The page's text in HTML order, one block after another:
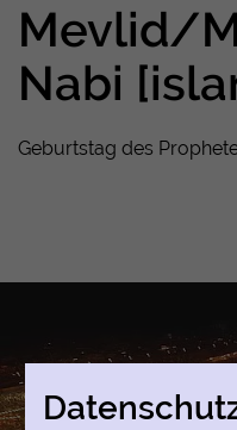
Mevlid/
Nabi
Geburtstag des